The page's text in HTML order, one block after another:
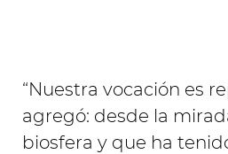
“Nuestra vocación es
agregó: desde la
biosfera y que ha